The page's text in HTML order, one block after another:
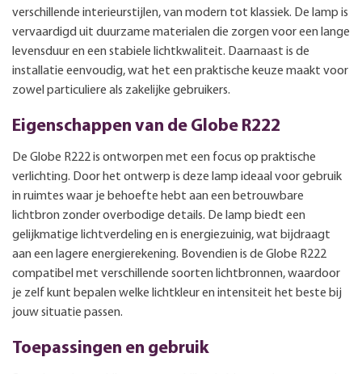
verschillende interieurstijlen, van modern tot klassiek. De lamp is
vervaardigd uit duurzame materialen die zorgen voor een lange
levensduur en een stabiele lichtkwaliteit. Daarnaast is de
installatie eenvoudig, wat het een praktische keuze maakt voor
zowel particuliere als zakelijke gebruikers.
Eigenschappen van de Globe R222
De Globe R222 is ontworpen met een focus op praktische
verlichting. Door het ontwerp is deze lamp ideaal voor gebruik
in ruimtes waar je behoefte hebt aan een betrouwbare
lichtbron zonder overbodige details. De lamp biedt een
gelijkmatige lichtverdeling en is energiezuinig, wat bijdraagt
aan een lagere energierekening. Bovendien is de Globe R222
compatibel met verschillende soorten lichtbronnen, waardoor
je zelf kunt bepalen welke lichtkleur en intensiteit het beste bij
jouw situatie passen.
Toepassingen en gebruik